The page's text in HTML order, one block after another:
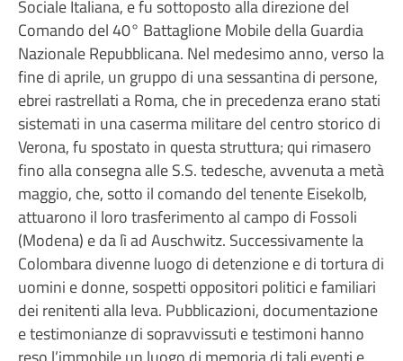
Sociale Italiana, e fu sottoposto alla direzione del
Comando del 40° Battaglione Mobile della Guardia
Nazionale Repubblicana. Nel medesimo anno, verso la
fine di aprile, un gruppo di una sessantina di persone,
ebrei rastrellati a Roma, che in precedenza erano stati
sistemati in una caserma militare del centro storico di
Verona, fu spostato in questa struttura; qui rimasero
fino alla consegna alle S.S. tedesche, avvenuta a metà
maggio, che, sotto il comando del tenente Eisekolb,
attuarono il loro trasferimento al campo di Fossoli
(Modena) e da lì ad Auschwitz. Successivamente la
Colombara divenne luogo di detenzione e di tortura di
uomini e donne, sospetti oppositori politici e familiari
dei renitenti alla leva. Pubblicazioni, documentazione
e testimonianze di sopravvissuti e testimoni hanno